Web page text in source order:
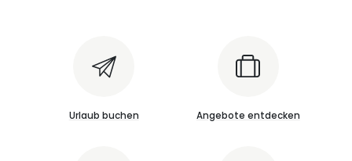
Urlaub buchen Angebote entdecken